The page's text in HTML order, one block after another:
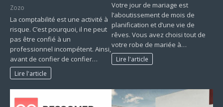
Zozo
La comptabilité est une activité à
risque. C’est pourquoi, il ne peut
pas être confié à un
professionnel incompétent. Ainsi,
avant de confier de confier…
Lire l'article
Votre jour de mariage est
l’aboutissement de mois de
planification et d’une vie de
rêves. Vous avez choisi tout de
votre robe de mariée à…
Lire l'article